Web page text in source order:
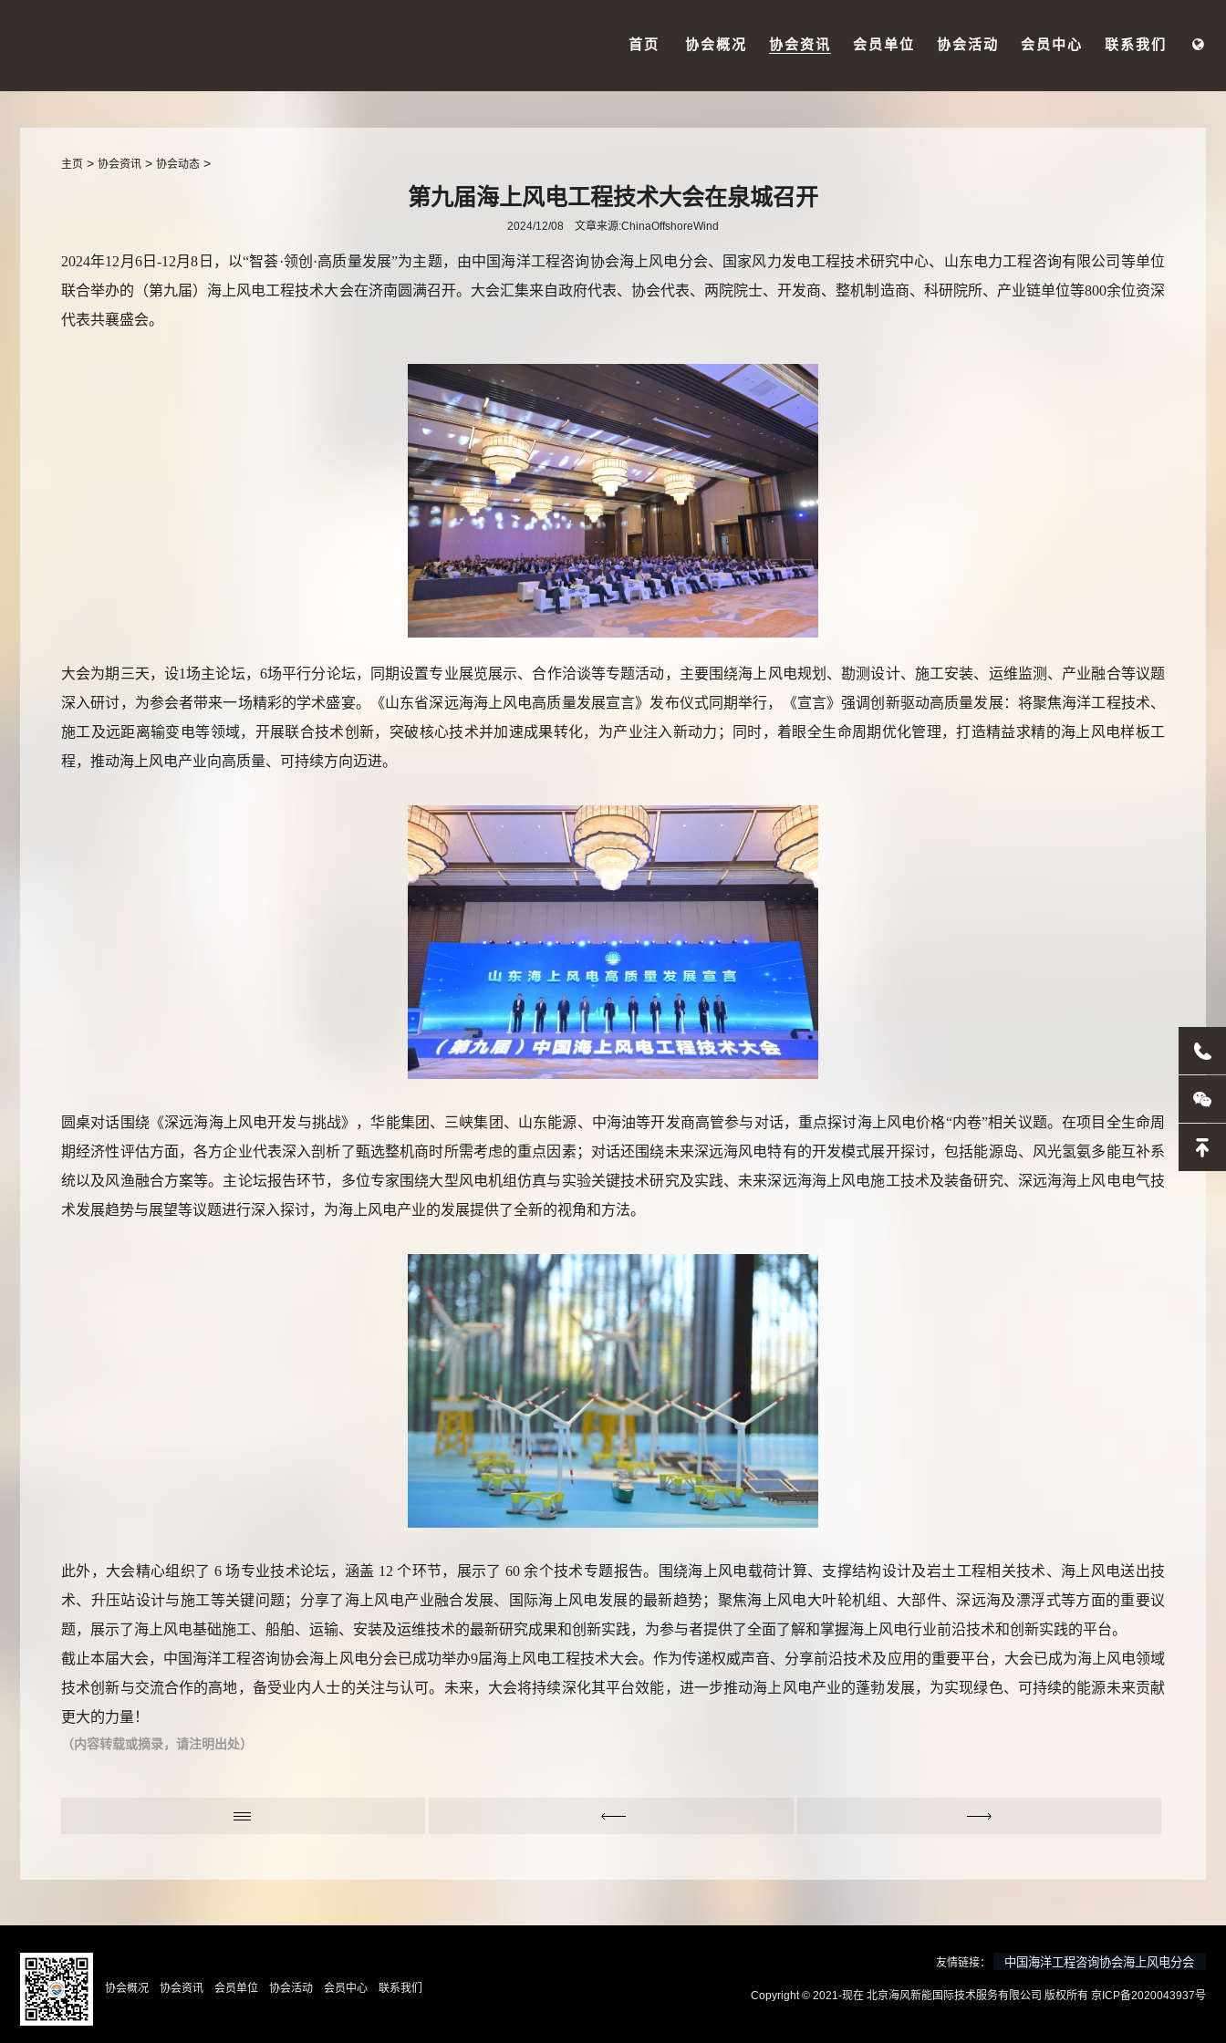
首页 协会概况 协会资讯 会员单位 协会活动 会员中心 联系我们
主页 > 协会资讯 > 协会动态 >
第九届海上风电工程技术大会在泉城召开
2024/12/08 文章来源:ChinaOffshoreWind
2024年12月6日-12月8日，以“智荟·领创·高质量发展”为主题，由中国海洋工程咨询协会海上风电分会、国家风力发电工程技术研究中心、山东电力工程咨询有限公司等单位
联合举办的（第九届）海上风电工程技术大会在济南圆满召开。大会汇集来自政府代表、协会代表、两院院士、开发商、整机制造商、科研院所、产业链单位等800余位资深
代表共襄盛会。
大会为期三天，设1场主论坛，6场平行分论坛，同期设置专业展览展示、合作洽谈等专题活动，主要围绕海上风电规划、勘测设计、施工安装、运维监测、产业融合等议题
深入研讨，为参会者带来一场精彩的学术盛宴。《山东省深远海海上风电高质量发展宣言》发布仪式同期举行，《宣言》强调创新驱动高质量发展：将聚焦海洋工程技术、
施工及远距离输变电等领域，开展联合技术创新，突破核心技术并加速成果转化，为产业注入新动力；同时，着眼全生命周期优化管理，打造精益求精的海上风电样板工
程，推动海上风电产业向高质量、可持续方向迈进。
圆桌对话围绕《深远海海上风电开发与挑战》，华能集团、三峡集团、山东能源、中海油等开发商高管参与对话，重点探讨海上风电价格“内卷”相关议题。在项目全生命周
期经济性评估方面，各方企业代表深入剖析了甄选整机商时所需考虑的重点因素；对话还围绕未来深远海风电特有的开发模式展开探讨，包括能源岛、风光氢氨多能互补系
统以及风渔融合方案等。主论坛报告环节，多位专家围绕大型风电机组仿真与实验关键技术研究及实践、未来深远海海上风电施工技术及装备研究、深远海海上风电电气技
术发展趋势与展望等议题进行深入探讨，为海上风电产业的发展提供了全新的视角和方法。
此外，大会精心组织了 6 场专业技术论坛，涵盖 12 个环节，展示了 60 余个技术专题报告。围绕海上风电载荷计算、支撑结构设计及岩土工程相关技术、海上风电送出技
术、升压站设计与施工等关键问题；分享了海上风电产业融合发展、国际海上风电发展的最新趋势；聚焦海上风电大叶轮机组、大部件、深远海及漂浮式等方面的重要议
题，展示了海上风电基础施工、船舶、运输、安装及运维技术的最新研究成果和创新实践，为参与者提供了全面了解和掌握海上风电行业前沿技术和创新实践的平台。
截止本届大会，中国海洋工程咨询协会海上风电分会已成功举办9届海上风电工程技术大会。作为传递权威声音、分享前沿技术及应用的重要平台，大会已成为海上风电领域
技术创新与交流合作的高地，备受业内人士的关注与认可。未来，大会将持续深化其平台效能，进一步推动海上风电产业的蓬勃发展，为实现绿色、可持续的能源未来贡献
更大的力量！
（内容转载或摘录，请注明出处）
协会概况 协会资讯 会员单位 协会活动 会员中心 联系我们
友情链接：
Copyright © 2021-现在 北京海风新能国际技术服务有限公司 版权所有 京ICP备2020043937号